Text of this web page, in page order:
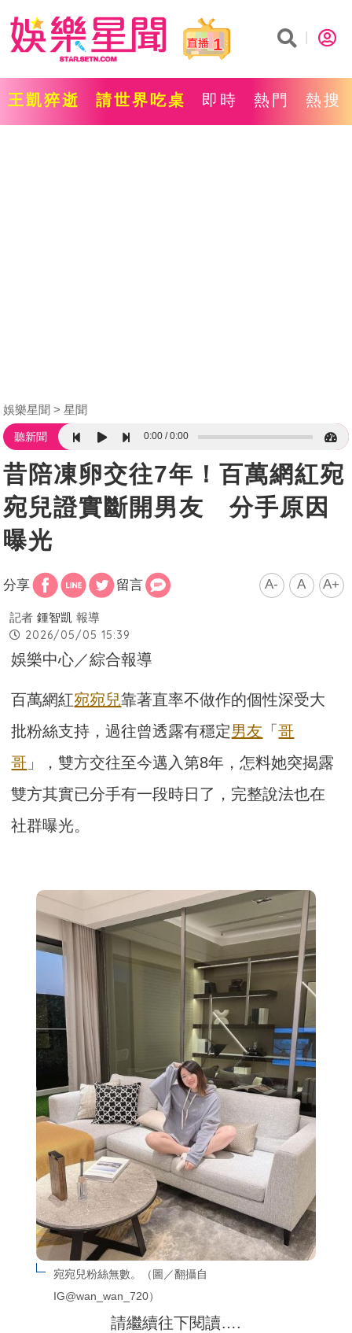
1
王凱猝逝 請世界吃桌 即時 熱門 熱搜
娛樂星聞 星聞
聽新聞 0:00 0:00
昔陪凍卵交往7年！百萬網紅宛
宛兒證實斷開男友 分手原因
曝光
分享 留言 A- A A+
記者 鍾智凱 報導
2026/05/05 15:39
娛樂中心／綜合報導
百萬網紅宛宛兒靠著直率不做作的個性深受大
批粉絲支持，過往曾透露有穩定男友 「哥
哥 」，雙方交往至今邁入第8年，怎料她突揭露
雙方其實已分手有一段時日了，完整說法也在
社群曝光。
宛宛兒粉絲無數。（圖／翻攝自
IG@wan_wan_720）
請繼續往下閱讀….